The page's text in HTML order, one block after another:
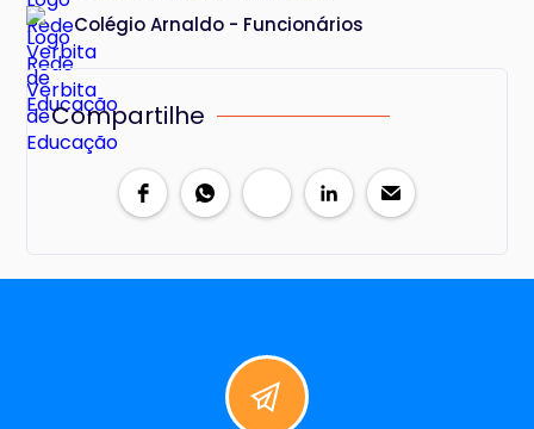
Colégio Arnaldo - Funcionários
Compartilhe